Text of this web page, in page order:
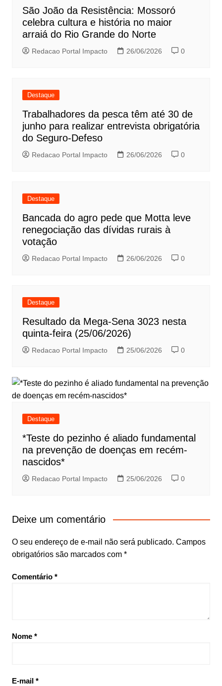
São João da Resistência: Mossoró
celebra cultura e história no maior
arraiá do Rio Grande do Norte
Redacao Portal Impacto 26/06/2026 0
Destaque
Trabalhadores da pesca têm até 30 de
junho para realizar entrevista obrigatória
do Seguro-Defeso
Redacao Portal Impacto 26/06/2026 0
Destaque
Bancada do agro pede que Motta leve
renegociação das dívidas rurais à
votação
Redacao Portal Impacto 26/06/2026 0
Destaque
Resultado da Mega-Sena 3023 nesta
quinta-feira (25/06/2026)
Redacao Portal Impacto 25/06/2026 0
Destaque
*Teste do pezinho é aliado fundamental
na prevenção de doenças em recém-
nascidos*
Redacao Portal Impacto 25/06/2026 0
Deixe um comentário
O seu endereço de e-mail não será publicado. Campos
obrigatórios são marcados com *
Comentário *
Nome *
E-mail *